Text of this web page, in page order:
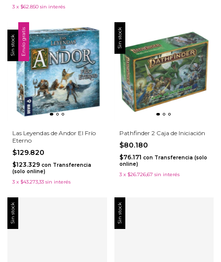
3 x $62.850 sin interés
Sin stock Envío gratis
Las Leyendas de Andor El Frío
Eterno
$129.820
$123.329 con Transferencia
(solo online)
3 x $43.273,33 sin interés
Sin stock
Pathfinder 2 Caja de Iniciación
$80.180
$76.171 con Transferencia (solo
online)
3 x $26.726,67 sin interés
Sin stock Sin stock